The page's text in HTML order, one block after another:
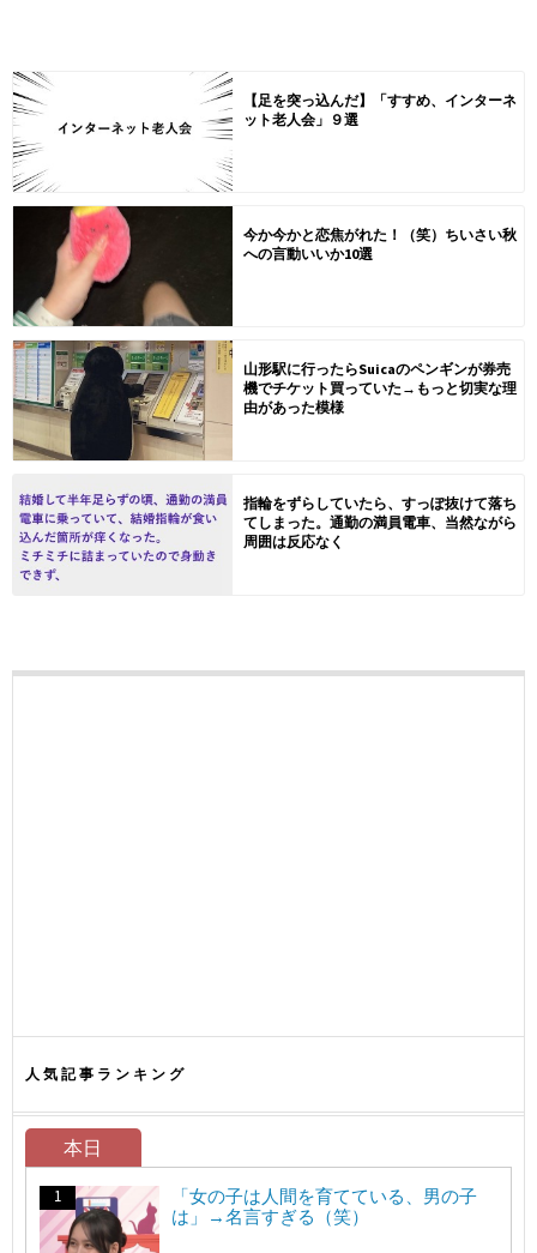
【足を突っ込んだ】「すすめ、インターネ
ット老人会」９選
今か今かと恋焦がれた！（笑）ちいさい秋
への言動いいか10選
山形駅に行ったらSuicaのペンギンが券売
機でチケット買っていた→もっと切実な理
由があった模様
指輪をずらしていたら、すっぽ抜けて落ち
てしまった。通勤の満員電車、当然ながら
周囲は反応なく
人気記事ランキング
本日
「女の子は人間を育てている、男の子
は」→名言すぎる（笑）